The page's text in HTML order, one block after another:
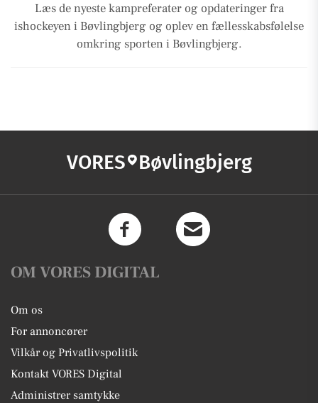
Læs de nyeste kampreferater og opdateringer fra
ishockeyen i Bøvlingbjerg og oplev en fællesskabsfølelse
omkring sporten i Bøvlingbjerg.
VORES Bøvlingbjerg
OM VORES DIGITAL
Om os
For annoncører
Vilkår og Privatlivspolitik
Kontakt VORES Digital
Administrer samtykke